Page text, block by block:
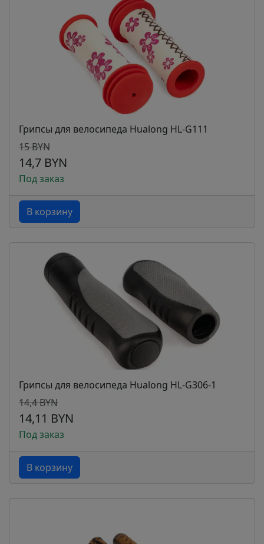
Грипсы для велосипеда Hualong HL-G111
15 BYN
14,7 BYN
Под заказ
В корзину
Грипсы для велосипеда Hualong HL-G306-1
14,4 BYN
14,11 BYN
Под заказ
В корзину